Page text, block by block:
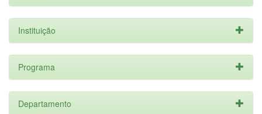
Instituição
Programa
Departamento